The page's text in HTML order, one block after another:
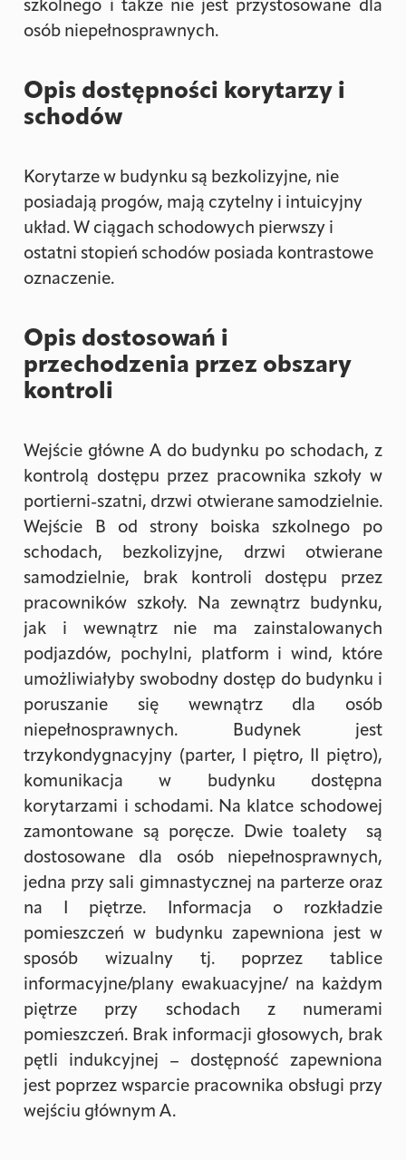
szkolnego i także nie jest przystosowane dla
osób niepełnosprawnych.
Opis dostępności korytarzy i
schodów
Korytarze w budynku są bezkolizyjne, nie
posiadają progów, mają czytelny i intuicyjny
układ. W ciągach schodowych pierwszy i
ostatni stopień schodów posiada kontrastowe
oznaczenie.
Opis dostosowań i
przechodzenia przez obszary
kontroli
Wejście główne A do budynku po schodach, z
kontrolą dostępu przez pracownika szkoły w
portierni-szatni, drzwi otwierane samodzielnie.
Wejście B od strony boiska szkolnego po
schodach, bezkolizyjne, drzwi otwierane
samodzielnie, brak kontroli dostępu przez
pracowników szkoły. Na zewnątrz budynku,
jak i wewnątrz nie ma zainstalowanych
podjazdów, pochylni, platform i wind, które
umożliwiałyby swobodny dostęp do budynku i
poruszanie się wewnątrz dla osób
niepełnosprawnych. Budynek jest
trzykondygnacyjny (parter, I piętro, II piętro),
komunikacja w budynku dostępna
korytarzami i schodami. Na klatce schodowej
zamontowane są poręcze. Dwie toalety są
dostosowane dla osób niepełnosprawnych,
jedna przy sali gimnastycznej na parterze oraz
na I piętrze. Informacja o rozkładzie
pomieszczeń w budynku zapewniona jest w
sposób wizualny tj. poprzez tablice
informacyjne/plany ewakuacyjne/ na każdym
piętrze przy schodach z numerami
pomieszczeń. Brak informacji głosowych, brak
pętli indukcyjnej – dostępność zapewniona
jest poprzez wsparcie pracownika obsługi przy
wejściu głównym A.